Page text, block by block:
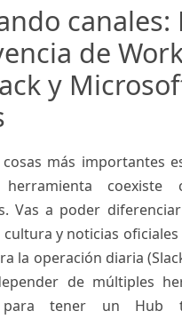
canales:
de
y
más importantes
coexiste
Vas a poder
y noticias oficiales
la operación diaria
de múltiples
para tener un Hub